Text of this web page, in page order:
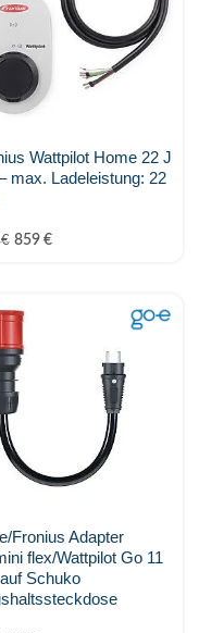
Wattpilot Home 22 J
max. Ladeleistung: 22
€ 859 €
Fronius Adapter
flex/Wattpilot Go 11
Schuko